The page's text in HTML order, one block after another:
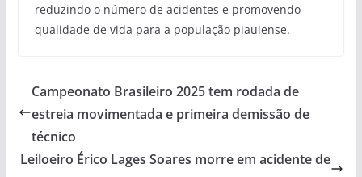
reduzindo o número de acidentes e promovendo
qualidade de vida para a população piauiense.
Campeonato Brasileiro 2025 tem rodada de
estreia movimentada e primeira demissão de
técnico
Leiloeiro Érico Lages Soares morre em acidente de